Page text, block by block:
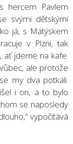
hercem Pavlem
svými dětskými
já, s Matýskem
v Plzni, tak
ať jdeme na kafe.
ale protože
my dva potkali.
i on, a to bylo
se naposledy
vypočítává